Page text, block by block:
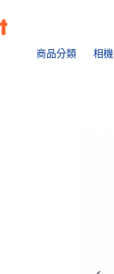
商品分類 相